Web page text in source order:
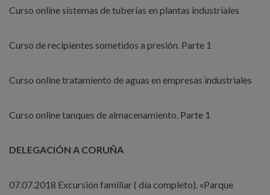
Curso online sistemas de tuberías en plantas industriales
Curso de recipientes sometidos a presión. Parte 1
Curso online tratamiento de aguas en empresas industriales
Curso online tanques de almacenamiento. Parte 1
DELEGACIÓN A CORUÑA
07.07.2018 Excursión familiar ( día completo). «Parque